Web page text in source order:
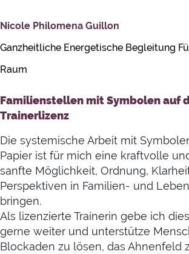
Nicole Philomena Guillon
Ganzheitliche Energetische Begleitung
Raum
Familienstellen mit Symbolen auf
Trainerlizenz
Die systemische Arbeit mit
Papier ist für mich eine kraftvolle
sanfte Möglichkeit, Ordnung,
Perspektiven in Familien- und
bringen.
Als lizenzierte Trainerin gebe ich
gerne weiter und unterstütze
Blockaden zu lösen, das Ahnenfeld